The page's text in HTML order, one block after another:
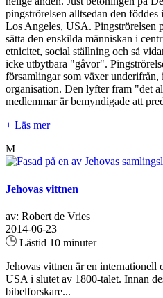
pingströrelsen alltsedan den
Los Angeles, USA. Pingströrelsen
sätta den enskilda människan i
etnicitet, social ställning och så
icke utbytbara "gåvor".
församlingar som växer
organisation. Den lyfter fram "det
medlemmar är bemyndigade att
+ Läs mer
M
Jehovas vittnen
av: Robert de Vries
2014-06-23
Lästid 10 minuter
Jehovas vittnen är en internationell
USA i slutet av 1800-talet. Innan
bibelforskare...